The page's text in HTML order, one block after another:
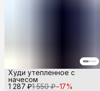
1 287 ₽1 550 ₽−17%
Худи утепленное с
начесом